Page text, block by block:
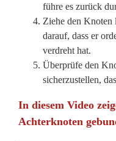
führe es zurück
Ziehe den Knoten
darauf, dass er
verdreht hat.
Überprüfe den
sicherzustellen,
In diesem Video
Achterknoten